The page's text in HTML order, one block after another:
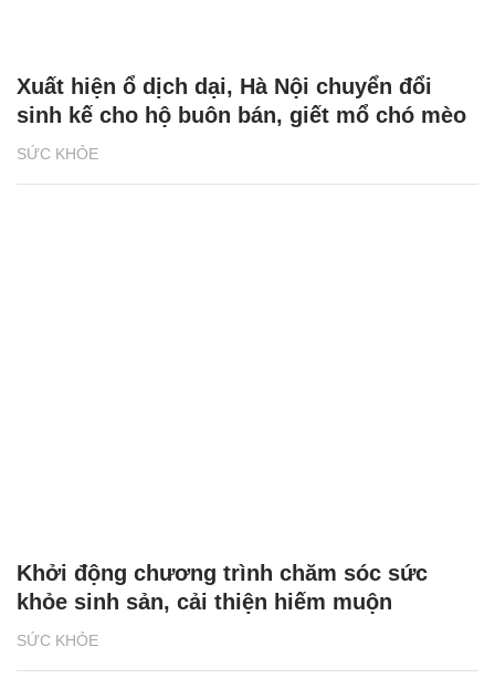
SỨC KHỎE
Xuất hiện ổ dịch dại, Hà Nội chuyển đổi
sinh kế cho hộ buôn bán, giết mổ chó mèo
SỨC KHỎE
Khởi động chương trình chăm sóc sức
khỏe sinh sản, cải thiện hiếm muộn